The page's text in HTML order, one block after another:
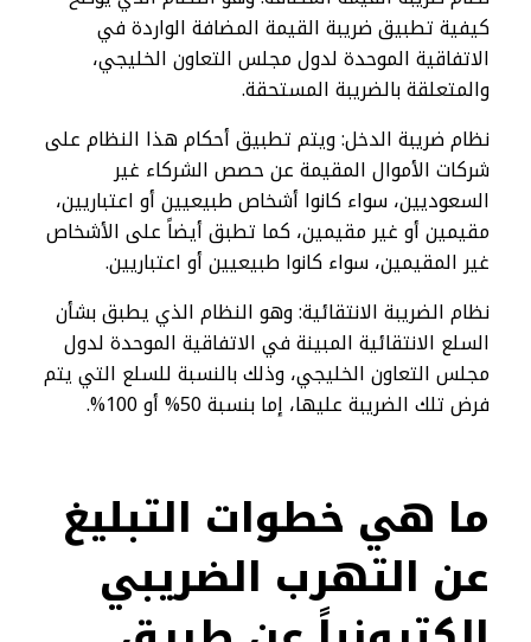
كيفية تطبيق ضريبة القيمة المضافة الواردة في
الاتفاقية الموحدة لدول مجلس التعاون الخليجي،
والمتعلقة بالضريبة المستحقة.
نظام ضريبة الدخل: ويتم تطبيق أحكام هذا النظام على
شركات الأموال المقيمة عن حصص الشركاء غير
السعوديين، سواء كانوا أشخاص طبيعيين أو اعتباريين،
مقيمين أو غير مقيمين، كما تطبق أيضاً على الأشخاص
غير المقيمين، سواء كانوا طبيعيين أو اعتباريين.
نظام الضريبة الانتقائية: وهو النظام الذي يطبق بشأن
السلع الانتقائية المبينة في الاتفاقية الموحدة لدول
مجلس التعاون الخليجي، وذلك بالنسبة للسلع التي يتم
فرض تلك الضريبة عليها، إما بنسبة 50% أو 100%.
ما هي خطوات التبليغ
عن التهرب الضريبي